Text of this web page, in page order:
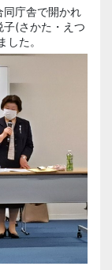
同庁舎で開かれ
子(さかた・えつ
た。